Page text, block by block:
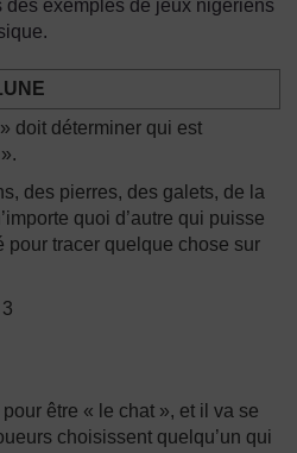
des exemples de jeux nigériens
doit déterminer qui est
des pierres, des galets, de la
quoi d’autre qui puisse
pour tracer quelque chose sur
être « le chat », et il va se
choisissent quelqu’un qui